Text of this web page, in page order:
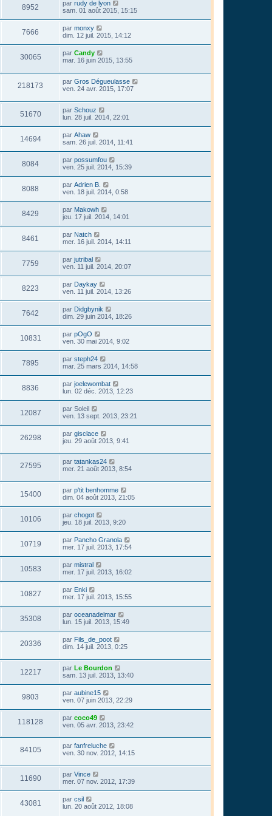
8952 par rudy de lyon
sam. 01 août 2015, 15:15
7666 par monxy
dim. 12 juil. 2015, 14:12
30065 par Candy
mar. 16 juin 2015, 13:55
218173 par Gros Dégueulasse
ven. 24 avr. 2015, 17:07
51670 par Schouz
lun. 28 juil. 2014, 22:01
14694 par Ahaw
sam. 26 juil. 2014, 11:41
8084 par possumfou
ven. 25 juil. 2014, 15:39
8088 par Adrien B.
ven. 18 juil. 2014, 0:58
8429 par Makowh
jeu. 17 juil. 2014, 14:01
8461 par Natch
mer. 16 juil. 2014, 14:11
7759 par jutribal
ven. 11 juil. 2014, 20:07
8223 par Daykay
ven. 11 juil. 2014, 13:26
7642 par Didgbynik
dim. 29 juin 2014, 18:26
10831 par pOgO
ven. 30 mai 2014, 9:02
7895 par steph24
mar. 25 mars 2014, 14:58
8836 par joelewombat
lun. 02 déc. 2013, 12:23
12087 par Soleil
ven. 13 sept. 2013, 23:21
26298 par gisclace
jeu. 29 août 2013, 9:41
27595 par tatankas24
mer. 21 août 2013, 8:54
15400 par p'tit benhomme
dim. 04 août 2013, 21:05
10106 par chogot
jeu. 18 juil. 2013, 9:20
10719 par Pancho Granola
mer. 17 juil. 2013, 17:54
10583 par mistral
mer. 17 juil. 2013, 16:02
10827 par Enki
mer. 17 juil. 2013, 15:55
35308 par oceanadelmar
lun. 15 juil. 2013, 15:49
20336 par Fils_de_poot
dim. 14 juil. 2013, 0:25
12217 par Le Bourdon
sam. 13 juil. 2013, 13:40
9803 par aubine15
ven. 07 juin 2013, 22:29
118128 par coco49
ven. 05 avr. 2013, 23:42
84105 par fanfreluche
ven. 30 nov. 2012, 14:15
11690 par Vince
mer. 07 nov. 2012, 17:39
43081 par csil
lun. 20 août 2012, 18:08